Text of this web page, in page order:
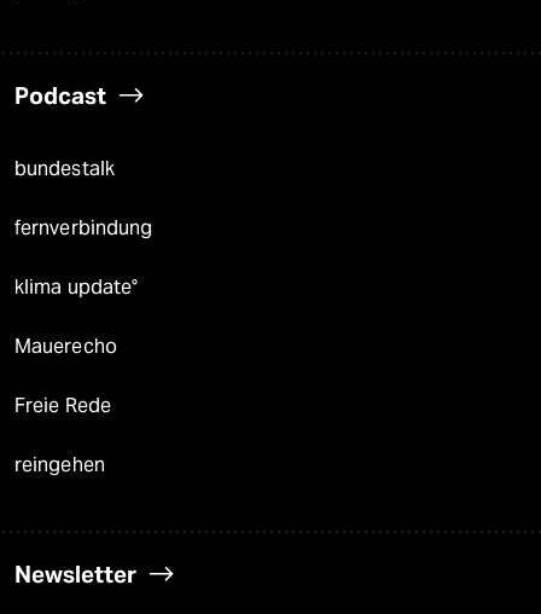
Podcast
bundestalk
fernverbindung
klima update°
Mauerecho
Freie Rede
reingehen
Newsletter